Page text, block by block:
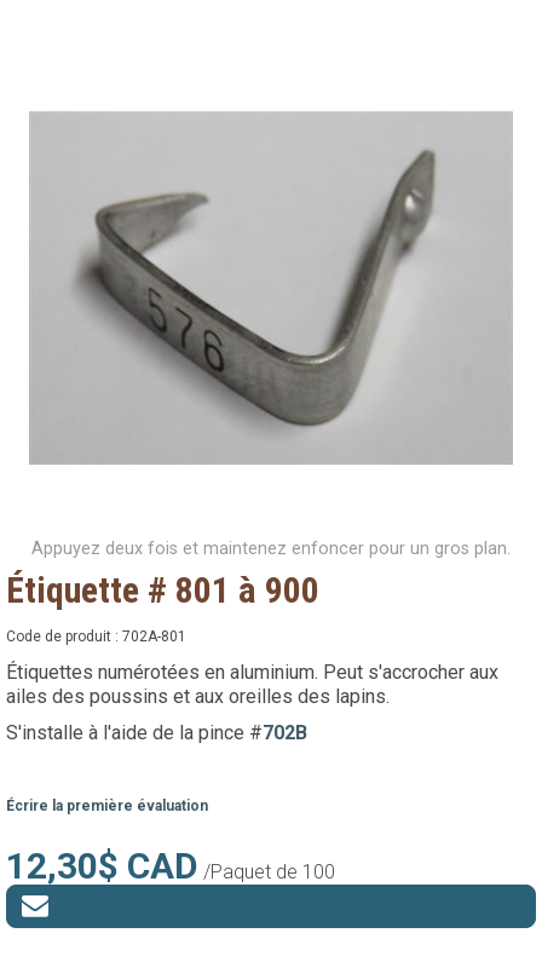
Appuyez deux fois et maintenez enfoncer pour un gros plan.
Étiquette # 801 à 900
Code de produit : 702A-801
Étiquettes numérotées en aluminium. Peut s'accrocher aux
ailes des poussins et aux oreilles des lapins.
S'installe à l'aide de la pince #702B
Écrire la première évaluation
12,30$ CAD /Paquet de 100